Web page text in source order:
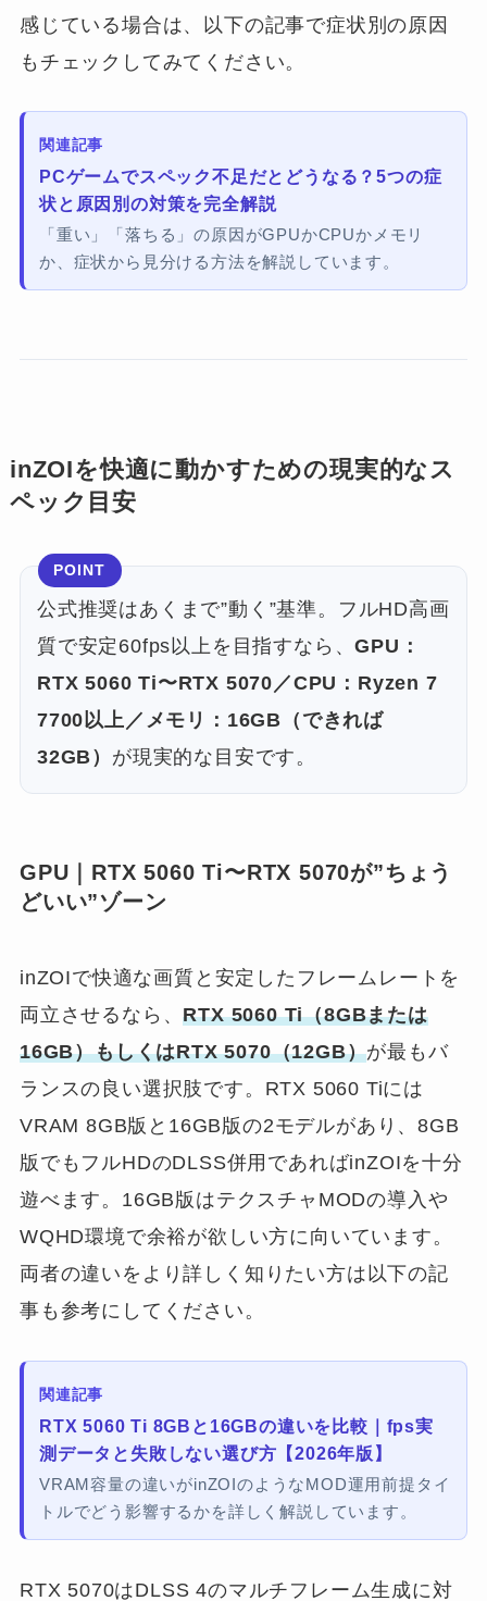
感じている場合は、以下の記事で症状別の原因
もチェックしてみてください。
関連記事
PCゲームでスペック不足だとどうなる？5つの症
状と原因別の対策を完全解説
「重い」「落ちる」の原因がGPUかCPUかメモリ
か、症状から見分ける方法を解説しています。
inZOIを快適に動かすための現実的なス
ペック目安
POINT
公式推奨はあくまで”動く”基準。フルHD高画
質で安定60fps以上を目指すなら、GPU：
RTX 5060 Ti〜RTX 5070／CPU：Ryzen 7
7700以上／メモリ：16GB（できれば
32GB） が現実的な目安です。
GPU｜RTX 5060 Ti〜RTX 5070が”ちょう
どいい”ゾーン
inZOIで快適な画質と安定したフレームレートを
両立させるなら、RTX 5060 Ti（8GBまたは
16GB）もしくはRTX 5070（12GB）が最もバ
ランスの良い選択肢です。RTX 5060 Tiには
VRAM 8GB版と16GB版の2モデルがあり、8GB
版でもフルHDのDLSS併用であればinZOIを十分
遊べます。16GB版はテクスチャMODの導入や
WQHD環境で余裕が欲しい方に向いています。
両者の違いをより詳しく知りたい方は以下の記
事も参考にしてください。
関連記事
RTX 5060 Ti 8GBと16GBの違いを比較｜fps実
測データと失敗しない選び方【2026年版】
VRAM容量の違いがinZOIのようなMOD運用前提タイ
トルでどう影響するかを詳しく解説しています。
RTX 5070はDLSS 4のマルチフレーム生成に対